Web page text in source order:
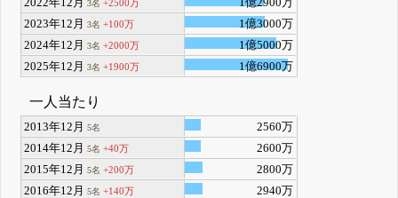
2022年12月3名 +2500万
1億2900万
2023年12月3名 +100万
1億3000万
2024年12月3名 +2000万
1億5000万
2025年12月3名 +1900万 1億6900万
一人当たり
2013年12月5名
2560万
2014年12月5名 +40万
2600万
2015年12月5名 +200万
2800万
2016年12月5名 +140万
2940万